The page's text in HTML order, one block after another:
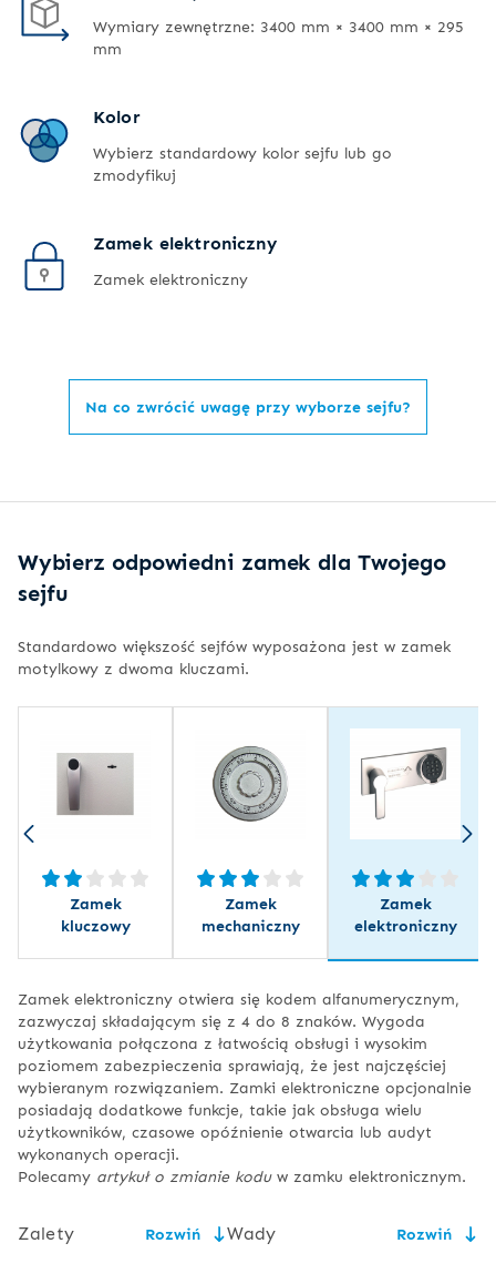
Wymiary zewnętrzne: 3400 mm × 3400 mm × 295
mm
Kolor
Wybierz standardowy kolor sejfu lub go
zmodyfikuj
Zamek elektroniczny
Zamek elektroniczny
Na co zwrócić uwagę przy wyborze sejfu?
Wybierz odpowiedni zamek dla Twojego
sejfu
Standardowo większość sejfów wyposażona jest w zamek
motylkowy z dwoma kluczami.
Zamek
kluczowy
Zamek
mechaniczny
Zamek
elektroniczny
Zamek elektroniczny otwiera się kodem alfanumerycznym,
zazwyczaj składającym się z 4 do 8 znaków. Wygoda
użytkowania połączona z łatwością obsługi i wysokim
poziomem zabezpieczenia sprawiają, że jest najczęściej
wybieranym rozwiązaniem. Zamki elektroniczne opcjonalnie
posiadają dodatkowe funkcje, takie jak obsługa wielu
użytkowników, czasowe opóźnienie otwarcia lub audyt
wykonanych operacji.
Polecamy artykuł o zmianie koduw zamku elektronicznym.
Zalety Rozwiń Wady Rozwiń